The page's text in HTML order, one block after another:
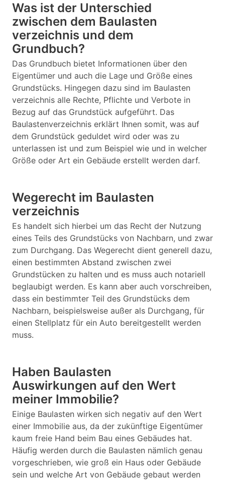
Was ist der Unterschied
zwischen dem Baulasten
verzeichnis und dem
Grundbuch?
Das Grundbuch bietet Informationen über den
Eigentümer und auch die Lage und Größe eines
Grundstücks. Hingegen dazu sind im Baulasten
verzeichnis alle Rechte, Pflichte und Verbote in
Bezug auf das Grundstück aufgeführt. Das
Baulastenverzeichnis erklärt Ihnen somit, was auf
dem Grundstück geduldet wird oder was zu
unterlassen ist und zum Beispiel wie und in welcher
Größe oder Art ein Gebäude erstellt werden darf.
Wegerecht im Baulasten
verzeichnis
Es handelt sich hierbei um das Recht der Nutzung
eines Teils des Grundstücks von Nachbarn, und zwar
zum Durchgang. Das Wegerecht dient generell dazu,
einen bestimmten Abstand zwischen zwei
Grundstücken zu halten und es muss auch notariell
beglaubigt werden. Es kann aber auch vorschreiben,
dass ein bestimmter Teil des Grundstücks dem
Nachbarn, beispielsweise außer als Durchgang, für
einen Stellplatz für ein Auto bereitgestellt werden
muss.
Haben Baulasten
Auswirkungen auf den Wert
meiner Immobilie?
Einige Baulasten wirken sich negativ auf den Wert
einer Immobilie aus, da der zukünftige Eigentümer
kaum freie Hand beim Bau eines Gebäudes hat.
Häufig werden durch die Baulasten nämlich genau
vorgeschrieben, wie groß ein Haus oder Gebäude
sein und welche Art von Gebäude gebaut werden